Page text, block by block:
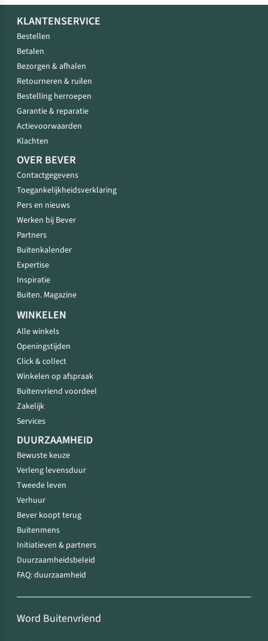
KLANTENSERVICE
Bestellen
Betalen
Bezorgen & afhalen
Retourneren & ruilen
Bestelling herroepen
Garantie & reparatie
Actievoorwaarden
Klachten
OVER BEVER
Contactgegevens
Toegankelijkheidsverklaring
Pers en nieuws
Werken bij Bever
Partners
Buitenkalender
Expertise
Inspiratie
Buiten. Magazine
WINKELEN
Alle winkels
Openingstijden
Click & collect
Winkelen op afspraak
Buitenvriend voordeel
Zakelijk
Services
DUURZAAMHEID
Bewuste keuze
Verleng levensduur
Tweede leven
Verhuur
Bever koopt terug
Buitenmens
Initiatieven & partners
Duurzaamheidsbeleid
FAQ: duurzaamheid
Word Buitenvriend